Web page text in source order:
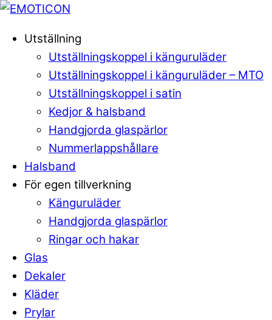
Skip
content
MenuUtställning
Utställningskoppel i känguruläder
Utställningskoppel i känguruläder – MTO
Utställningskoppel i satin
Kedjor & halsband
Handgjorda glaspärlor
Nummerlappshållare
Halsband
För egen tillverkning
Känguruläder
Handgjorda glaspärlor
Ringar och hakar
Glas
Dekaler
Kläder
Prylar